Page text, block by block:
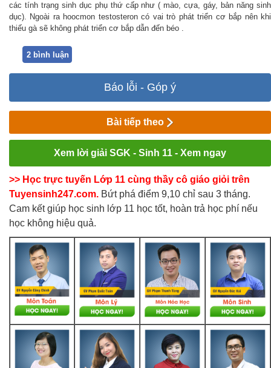
các tính trạng sinh dục phụ thứ cấp như ( mào, cựa, gáy, bản năng sinh
dục). Ngoài ra hoocmon testosteron có vai trò phát triển cơ bắp nên khi
thiếu gà sẽ không phát triển cơ bắp dẫn đến béo .
2 bình luận
Báo lỗi - Góp ý
Bài tiếp theo
Xem lời giải SGK - Sinh 11 - Xem ngay
>> Học trực tuyến Lớp 11 cùng thầy cô giáo giỏi trên
Tuyensinh247.com. Bứt phá điểm 9,10 chỉ sau 3 tháng.
Cam kết giúp học sinh lớp 11 học tốt, hoàn trả học phí nếu
học không hiệu quả.